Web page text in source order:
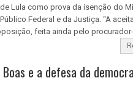
de Lula como prova da isenção do
Público Federal e da Justiça. “A
feita ainda pelo procurador-
e a defesa da